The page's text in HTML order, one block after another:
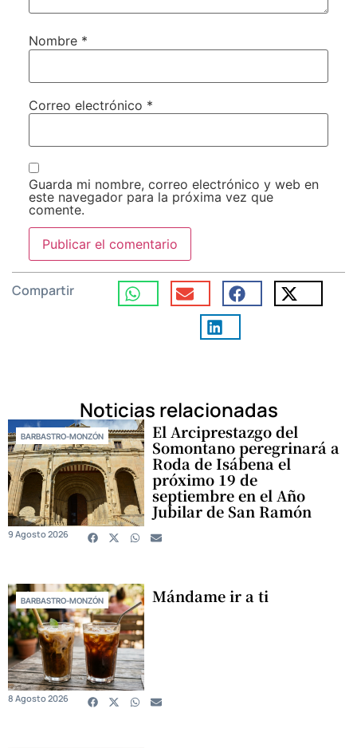
Nombre *
Correo electrónico *
Guarda mi nombre, correo electrónico y web en
este navegador para la próxima vez que
comente.
Compartir
Noticias relacionadas
BARBASTRO-MONZÓN El Arciprestazgo del
Somontano peregrinará a
Roda de Isábena el
próximo 19 de
septiembre en el Año
Jubilar de San Ramón
9 Agosto 2026
BARBASTRO-MONZÓN Mándame ir a ti
8 Agosto 2026